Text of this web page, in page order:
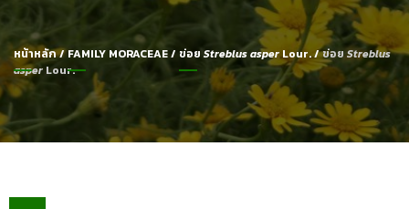
หน้าหลัก/FAMILY MORACEAE/ ข่อย Streblus asperLour./ข่อยStreblus
asper Lour.